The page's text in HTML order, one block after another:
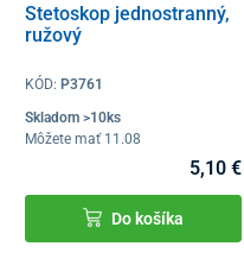
Stetoskop jednostranný,
ružový
KÓD: P3761
Skladom >10ks
Môžete mať 11.08
5,10 €
Do košíka